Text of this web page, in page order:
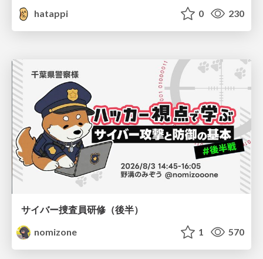
hatappi
0 230
サイバー捜査員研修（後半）
nomizone
1 570